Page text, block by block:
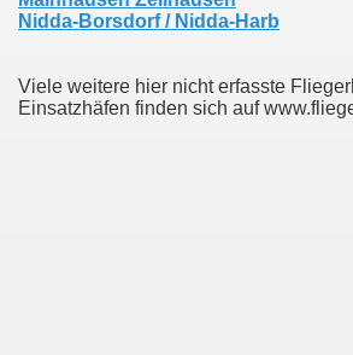
Nidda-Borsdorf / Nidda-Harb
Viele weitere hier nicht erfasste
Einsatzhäfen finden sich auf